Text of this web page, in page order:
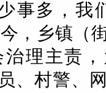
多，我
，乡镇（
理主责
、村警、